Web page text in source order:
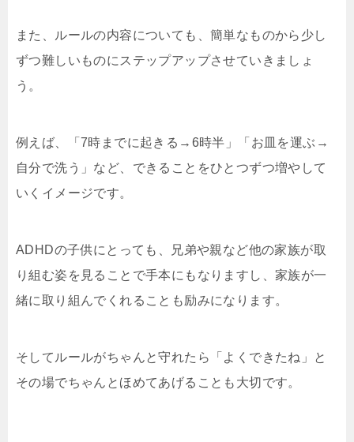
また、ルールの内容についても、簡単なものから少し
ずつ難しいものにステップアップさせていきましょ
う。
例えば、「7時までに起きる→6時半」「お皿を運ぶ→
自分で洗う」など、できることをひとつずつ増やして
いくイメージです。
ADHDの子供にとっても、兄弟や親など他の家族が取
り組む姿を見ることで手本にもなりますし、家族が一
緒に取り組んでくれることも励みになります。
そしてルールがちゃんと守れたら「よくできたね」と
その場でちゃんとほめてあげることも大切です。